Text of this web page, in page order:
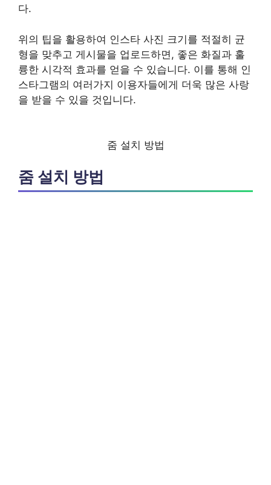
다.
위의 팁을 활용하여 인스타 사진 크기를 적절히 균
형을 맞추고 게시물을 업로드하면, 좋은 화질과 훌
륭한 시각적 효과를 얻을 수 있습니다. 이를 통해 인
스타그램의 여러가지 이용자들에게 더욱 많은 사랑
을 받을 수 있을 것입니다.
줌 설치 방법
줌 설치 방법